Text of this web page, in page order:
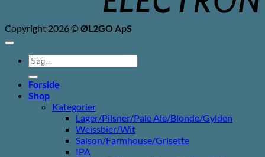
Copyright 2026 ©ØL2GO ApS
Søg
efter:
Forside
Shop
Kategorier
Lager/Pilsner/Pale Ale/Blonde/Gylden
Weissbier/Wit
Saison/Farmhouse/Grisette
IPA